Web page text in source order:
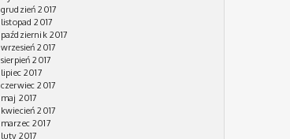
grudzień 2017
listopad 2017
październik 2017
wrzesień 2017
sierpień 2017
lipiec 2017
czerwiec 2017
maj 2017
kwiecień 2017
marzec 2017
luty 2017